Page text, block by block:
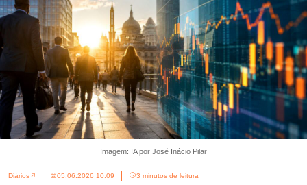
Imagem: IA por José Inácio Pilar
Diários 05.06.2026 10:09 3 minutos de leitura